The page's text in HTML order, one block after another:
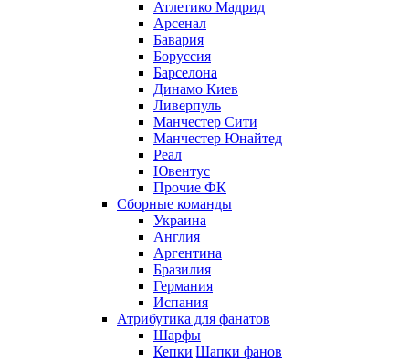
Атлетико Мадрид
Арсенал
Бавария
Боруссия
Барселона
Динамо Киев
Ливерпуль
Манчестер Сити
Манчестер Юнайтед
Реал
Ювентус
Прочие ФК
Сборные команды
Украина
Англия
Аргентина
Бразилия
Германия
Испания
Атрибутика для фанатов
Шарфы
Кепки|Шапки фанов